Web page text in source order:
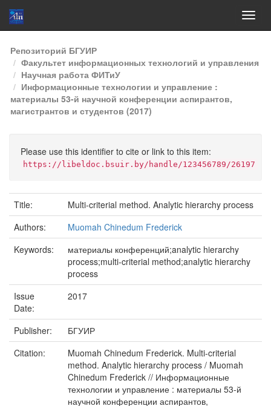
Skip
navigation
Репозиторий БГУИР
Факультет информационных технологий и управления
Научная работа ФИТиУ
Информационные технологии и управление :
материалы 53-й научной конференции аспирантов,
магистрантов и студентов (2017)
Please use this identifier to cite or link to this item:
https://libeldoc.bsuir.by/handle/123456789/26197
Title:
Multi-criterial method. Analytic hierarchy process
Authors:
Muomah Chinedum Frederick
Keywords:
материалы конференций;analytic hierarchy
process;multi-criterial method;analytic hierarchy
process
Issue
Date:
2017
Publisher:
БГУИР
Citation:
Muomah Chinedum Frederick. Multi-criterial
method. Analytic hierarchy process / Muomah
Chinedum Frederick // Информационные
технологии и управление : материалы 53-й
научной конференции аспирантов,